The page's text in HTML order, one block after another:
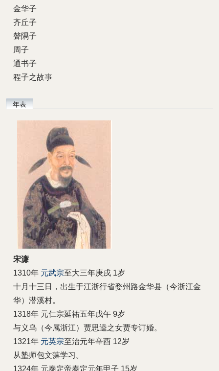
金华子
齐丘子
聱隅子
周子
通书子
程子之故事
年表
宋濂
1310年 元武宗至大三年庚戌 1岁
十月十三日，出生于江浙行省婺州路金华县（今浙江金
华）潜溪村。
1318年 元仁宗延祐五年戊午 9岁
与义乌（今属浙江）贾思逵之女贾专订婚。
1321年 元英宗至治元年辛酉 12岁
从塾师包文藻学习。
1324年 元泰定帝泰定元年甲子 15岁